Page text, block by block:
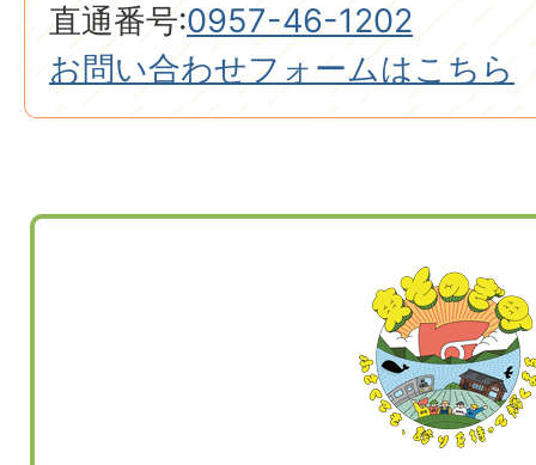
直通番号:0957-46-1202
お問い合わせフォームはこちら